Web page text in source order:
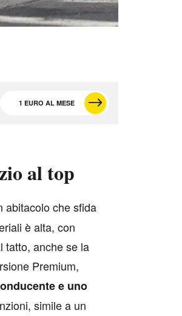
1 EURO AL MESE
al top
abitacolo che sfida
è alta, con
tatto, anche se la
Premium,
e uno
simile a un